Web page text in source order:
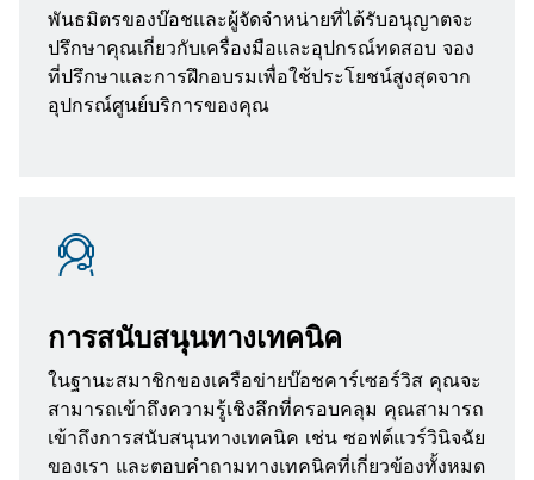
พันธมิตรของบ๊อชและผู้จัดจำหน่ายที่ได้รับอนุญาตจะ
ปรึกษาคุณเกี่ยวกับเครื่องมือและอุปกรณ์ทดสอบ จอง
ที่ปรึกษาและการฝึกอบรมเพื่อใช้ประโยชน์สูงสุดจาก
อุปกรณ์ศูนย์บริการของคุณ
การสนับสนุนทางเทคนิค
ในฐานะสมาชิกของเครือข่ายบ๊อชคาร์เซอร์วิส คุณจะ
สามารถเข้าถึงความรู้เชิงลึกที่ครอบคลุม คุณสามารถ
เข้าถึงการสนับสนุนทางเทคนิค เช่น ซอฟต์แวร์วินิจฉัย
ของเรา และตอบคำถามทางเทคนิคที่เกี่ยวข้องทั้งหมด